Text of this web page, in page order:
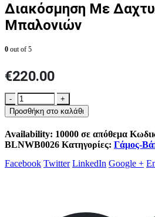
Διακόσμηση Με
Μπαλονιών
0 out of 5
€220.00
-
+
Προσθήκη στο καλάθι
Availability: 10000 σε απόθεμα
BLNWB0026 Κατηγορίες: Γάμος-
Facebook Twitter LinkedIn Google +